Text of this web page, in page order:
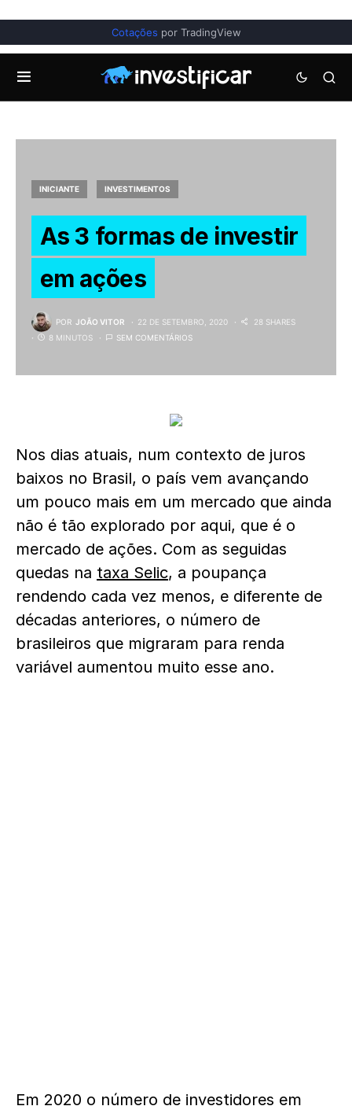
Cotações por TradingView
INICIANTE INVESTIMENTOS
As 3 formas de investir
em ações
POR JOÃO VITOR 22 DE SETEMBRO, 2020
28 SHARES
8 MINUTOS
SEM COMENTÁRIOS
Nos dias atuais, num contexto de juros
baixos no Brasil, o país vem avançando
um pouco mais em um mercado que ainda
não é tão explorado por aqui, que é o
mercado de ações. Com as seguidas
quedas na taxa Selic, a poupança
rendendo cada vez menos, e diferente de
décadas anteriores, o número de
brasileiros que migraram para renda
variável aumentou muito esse ano.
Em 2020 o número de investidores em